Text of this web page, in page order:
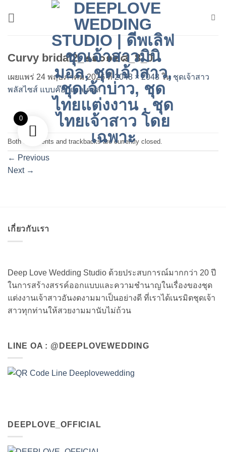
Curvy bridal2_๒๑๐๑๒๘_8_0
เผยแพร่ 24 พฤษภาคม 2026ที่2048 × 2048 ใน ชุดเจ้าสาว
พลัสไซส์ แบบค๊อกเทลเดรส
Both comments and trackbacks are currently closed.
← Previous
Next →
เกี่ยวกับเรา
Deep Love Wedding Studio ด้วยประสบการณ์มากกว่า 20 ปี
ในการสร้างสรรค์ออกแบบและความชำนาญในเรื่องของชุด
แต่งงานเจ้าสาวอันงดงามมาเป็นอย่างดี ที่เราได้เนรมิตชุดเจ้า
สาวทุกท่านให้สวยงามมานับไม่ถ้วน
LINE OA : @DEEPLOVEWEDDING
DEEPLOVE_OFFICIAL
0